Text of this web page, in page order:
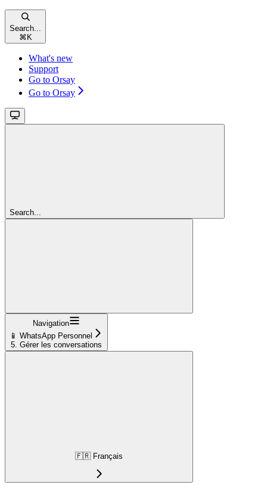
Search...
⌘ K
What's new
Support
Go to Orsay
Go to Orsay
Search...
Navigation
📱 WhatsApp Personnel
5. Gérer les conversations
🇫🇷 Français